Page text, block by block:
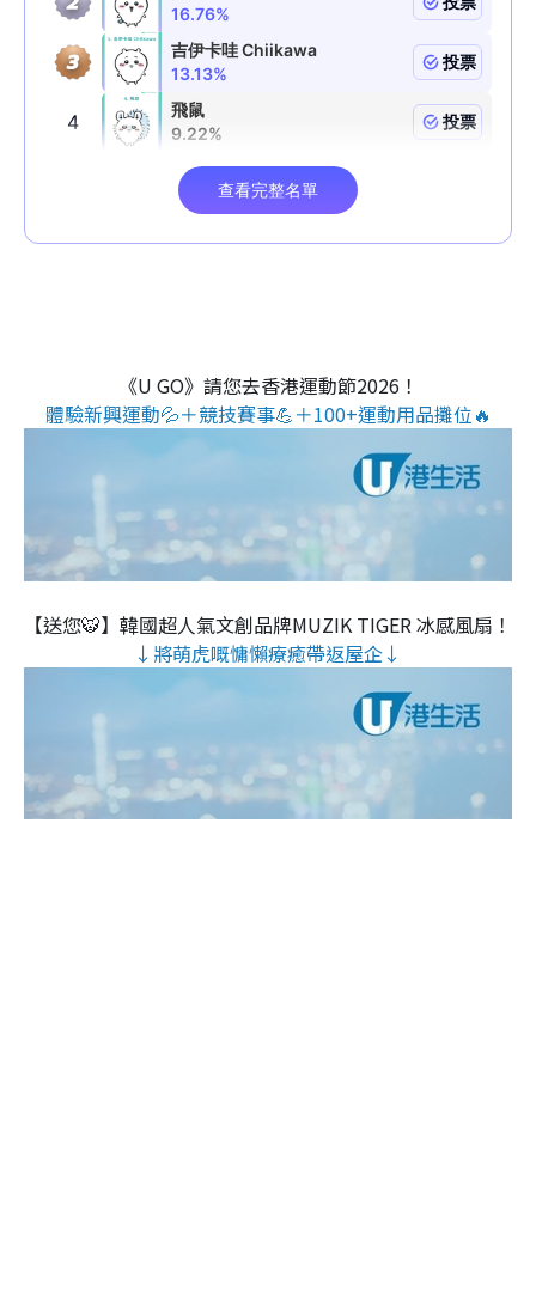
《U GO》請您去香港運動節2026！
體驗新興運動💦＋競技賽事💪＋100+運動用品攤位🔥
【送您🐯】韓國超人氣文創品牌MUZIK TIGER 冰感風扇！
↓將萌虎嘅慵懶療癒帶返屋企↓